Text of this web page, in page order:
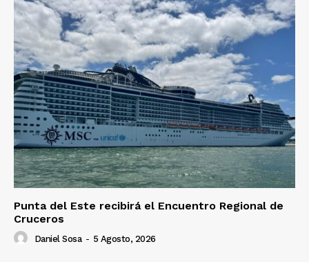
Punta del Este recibirá el Encuentro Regional de
Cruceros
Daniel Sosa - 5 Agosto, 2026